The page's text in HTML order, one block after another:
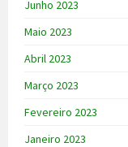
Junho 2023
Maio 2023
Abril 2023
Março 2023
Fevereiro 2023
Janeiro 2023